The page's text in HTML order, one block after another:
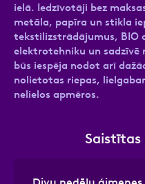
ielā. Iedzīvotāji bez
metāla, papīra un stikla
tekstilizstrādājumus,
elektrotehniku un sadzīvē
būs iespēja nodot arī
nolietotas riepas,
nelielos apmēros.